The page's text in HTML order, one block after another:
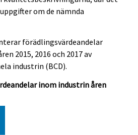
om de nämnda
förädlingsvärdeandelar
2015, 2016 och 2017 av
industrin (BCD).
inom industrin åren